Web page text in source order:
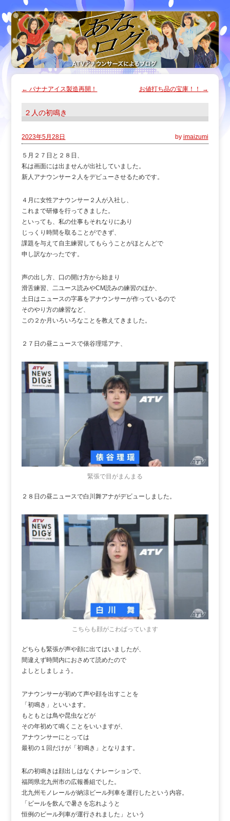
← バナナアイス製造再開！ お値打ち品の宝庫！！ →
２人の初鳴き
2023年5月28日 by imaizumi
５月２７日と２８日、
私は画面には出ませんが出社していました。
新人アナウンサー２人をデビューさせるためです。
４月に女性アナウンサー２人が入社し、
これまで研修を行ってきました。
といっても、私の仕事もそれなりにあり
じっくり時間を取ることができず、
課題を与えて自主練習してもらうことがほとんどで
申し訳なかったです。
声の出し方、口の開け方から始まり
滑舌練習、二ユース読みやCM読みの練習のほか、
土日はニュースの字幕をアナウンサーが作っているので
そのやり方の練習など、
この２か月いろいろなことを教えてきました。
２７日の昼ニュースで俵谷理瑶アナ、
緊張で目がまんまる
２８日の昼ニュースで白川舞アナがデビューしました。
こちらも顔がこわばっています
どちらも緊張が声や顔に出てはいましたが、
間違えず時間内におさめて読めたので
よしとしましょう。
アナウンサーが初めて声や顔を出すことを
「初鳴き」といいます。
もともとは鳥や昆虫などが
その年初めて鳴くことをいいますが、
アナウンサーにとっては
最初の１回だけが「初鳴き」となります。
私の初鳴きは顔出しはなくナレーションで、
福岡県北九州市の広報番組でした。
北九州モノレールが納涼ビール列車を運行したという内容。
「ビールを飲んで暑さを忘れようと
恒例のビール列車が運行されました」という